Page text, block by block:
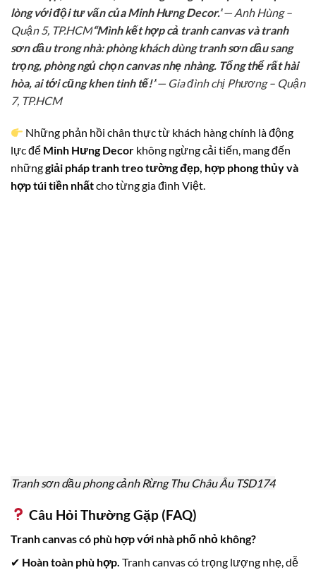
lòng với đội tư vấn của Minh Hưng Decor.”— Anh Hùng –
Quận 5, TP.HCM“Mình kết hợp cả tranh canvas và tranh
sơn dầu trong nhà: phòng khách dùng tranh sơn dầu sang
trọng, phòng ngủ chọn canvas nhẹ nhàng. Tổng thể rất hài
hòa, ai tới cũng khen tinh tế!”— Gia đình chị Phương – Quận
7, TP.HCM
Những phản hồi chân thực từ khách hàng chính là động
lực để Minh Hưng Decor không ngừng cải tiến, mang đến
nhữnggiải pháp tranh treo tường đẹp, hợp phong thủy và
hợp túi tiền nhấtcho từng gia đình Việt.
Tranh sơn dầu phong cảnh Rừng Thu Châu Âu TSD174
Câu Hỏi Thường Gặp (FAQ)
Tranh canvas có phù hợp với nhà phố nhỏ không?
✔ Hoàn toàn phù hợp. Tranh canvas có trọng lượng nhẹ, dễ